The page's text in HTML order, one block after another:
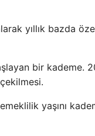
yıllık bazda
bir kademe.
yaşını